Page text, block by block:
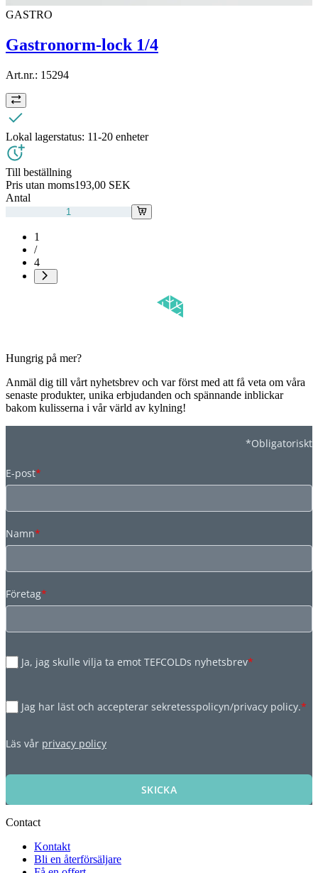
GASTRO
Gastronorm-lock 1/4
Art.nr.: 15294
Lokal lagerstatus: 11-20 enheter
Till beställning
Pris utan moms193,00 SEK
Antal
1
/
4
Hungrig på mer?
Anmäl dig till vårt nyhetsbrev och var först med att få veta om våra
senaste produkter, unika erbjudanden och spännande inblickar
bakom kulisserna i vår värld av kylning!
*Obligatoriskt
E-post*
Namn*
Företag*
Ja, jag skulle vilja ta emot TEFCOLDs nyhetsbrev*
Jag har läst och accepterar sekretesspolicyn/privacy policy.*
Läs vår privacy policy
SKICKA
Contact
Kontakt
Bli en återförsäljare